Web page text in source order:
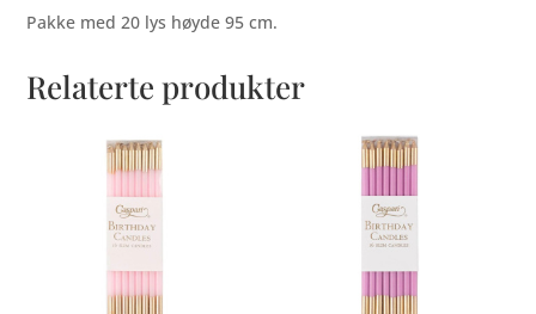
Pakke med 20 lys høyde 95 cm.
Relaterte produkter